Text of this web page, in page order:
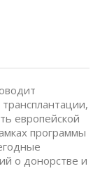
европейской
программы
о донорстве и